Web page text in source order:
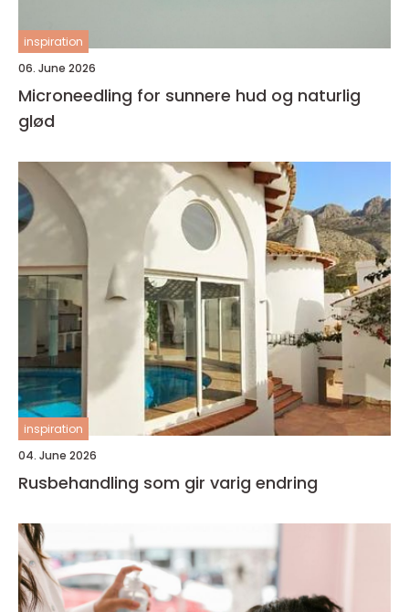
inspiration
06. June 2026
Microneedling for sunnere hud og naturlig
glød
inspiration
04. June 2026
Rusbehandling som gir varig endring